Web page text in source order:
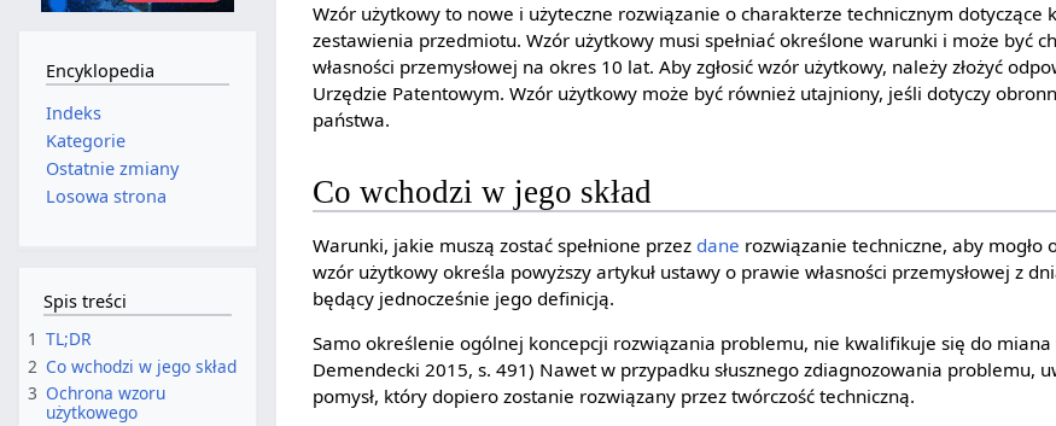
Wzór użytkowy to nowe i użyteczne rozwiązanie o charakterze technicznym dotyczące
zestawienia przedmiotu. Wzór użytkowy musi spełniać określone warunki i może być
własności przemysłowej na okres 10 lat. Aby zgłosić wzór użytkowy, należy złożyć
Urzędzie Patentowym. Wzór użytkowy może być również utajniony, jeśli dotyczy
państwa.
Co wchodzi w jego skład
Warunki, jakie muszą zostać spełnione przez dane rozwiązanie techniczne, aby mogło
wzór użytkowy określa powyższy artykuł ustawy o prawie własności przemysłowej z
będący jednocześnie jego definicją.
Samo określenie ogólnej koncepcji rozwiązania problemu, nie kwalifikuje się do miana
Demendecki 2015, s. 491) Nawet w przypadku słusznego zdiagnozowania problemu,
pomysł, który dopiero zostanie rozwiązany przez twórczość techniczną.
Encyklopedia
Indeks
Kategorie
Ostatnie zmiany
Losowa strona
Spis treści
1 TL;DR
2 Co wchodzi w jego skład
3 Ochrona wzoru
użytkowego